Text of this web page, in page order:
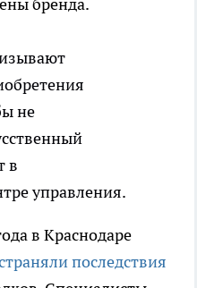
бренда.
не
в
управления.
в Краснодаре
последствия